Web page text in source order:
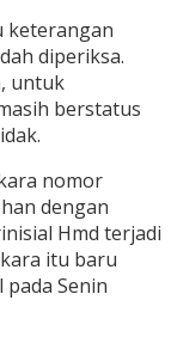
keterangan
diperiksa.
untuk
berstatus
nomor
dengan
Hmd terjadi
itu baru
Senin